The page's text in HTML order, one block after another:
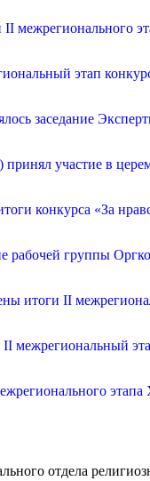
межрегионального
этап
заседание
участие в
конкурса «За
рабочей группы
итоги II
межрегиональный
отдела